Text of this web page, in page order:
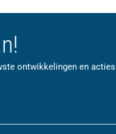
ontwikkelingen en acties